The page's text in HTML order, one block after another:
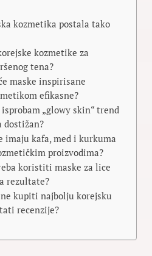
kozmetika postala tako
kozmetike za
tena?
maske inspirisane
efikasne?
„glowy skin“ trend
dostižan?
imaju kafa, med i kurkuma
proizvodima?
koristiti maske za lice
rezultate?
kupiti najbolju korejsku
recenzije?